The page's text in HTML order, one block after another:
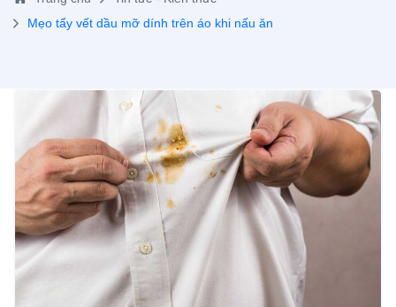
Mẹo tẩy vết dầu mỡ dính trên áo khi nấu ăn